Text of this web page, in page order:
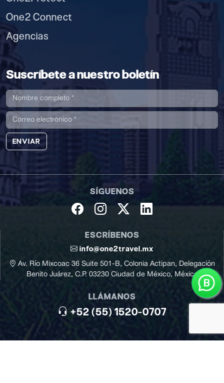
One2 Connect
Agencias
Suscríbete a nuestro boletín
ENVIAR
SÍGUENOS
ESCRÍBENOS
info@one2travel.mx
Av. Río Mixcoac 36 Suite 501-B, Colonia Actipan, Delegación
Benito Juárez, C.P. 03230 Ciudad de México, México
LLÁMANOS
+52 (55) 1520-0707